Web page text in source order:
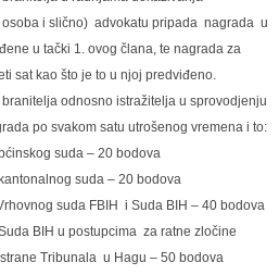
osoba i slično) advokatu pripada nagrada u
u tački 1. ovog člana, te nagrada za
sat kao što je to u njoj predviđeno.
odnosno istražitelja u sprovodjenju
po svakom satu utrošenog vremena i to:
suda – 20 bodova
suda – 20 bodova
suda FBIH i Suda BIH – 40 bodova
BIH u postupcima za ratne zločine
Tribunala u Hagu – 50 bodova